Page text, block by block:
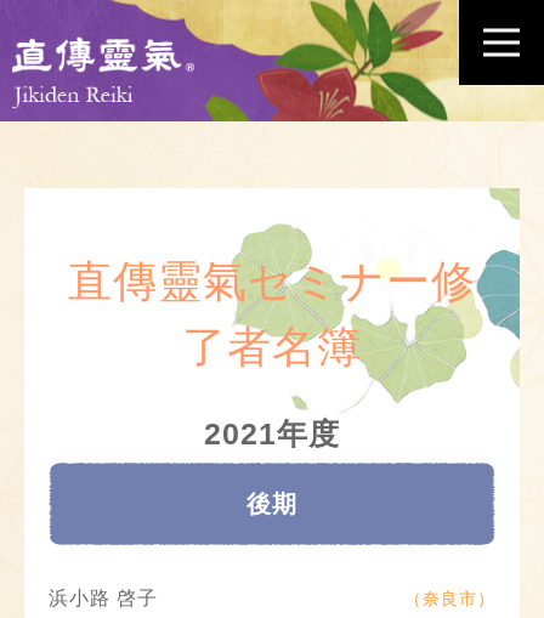
直傳靈氣セミナー修
了者名簿
2021年度
後期
浜小路 啓子 （奈良市）